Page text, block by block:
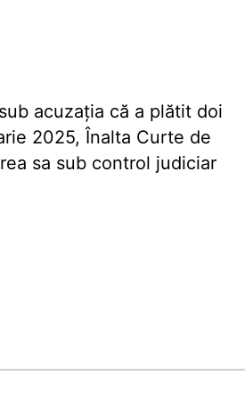
acuzaţia că a plătit doi
2025, Înalta Curte de
sa sub control judiciar